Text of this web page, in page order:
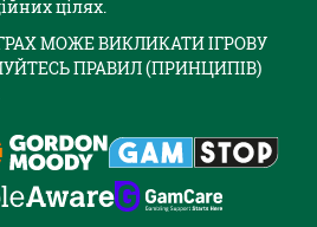
цілях.
МОЖЕ ВИКЛИКАТИ ІГРОВУ
ПРАВИЛ (ПРИНЦИПІВ)